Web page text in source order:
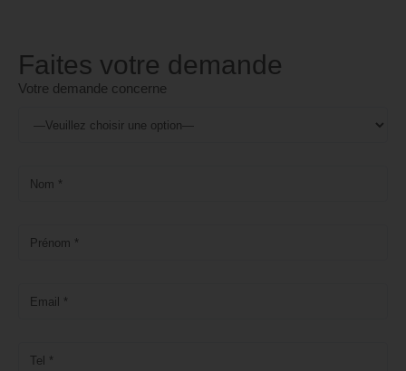
Faites votre demande
Votre demande concerne